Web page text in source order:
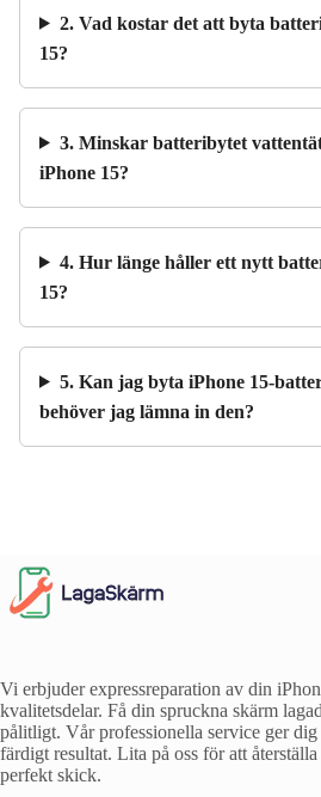
2. Vad kostar det att byta
15?
3. Minskar batteribytet
iPhone 15?
4. Hur länge håller ett nytt
15?
5. Kan jag byta iPhone 15-
behöver jag lämna in den?
Vi erbjuder expressreparation av din
kvalitetsdelar. Få din spruckna skärm
pålitligt. Vår professionella service ger
färdigt resultat. Lita på oss för att
perfekt skick.